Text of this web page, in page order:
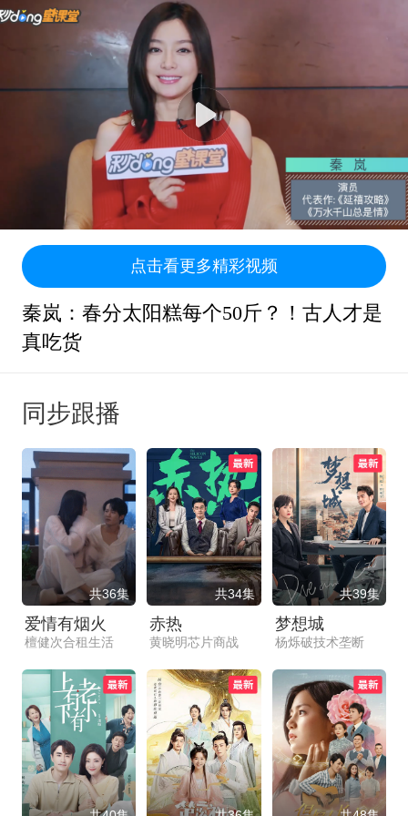
点击看更多精彩视频
秦岚：春分太阳糕每个50斤？！古人才是
真吃货
同步跟播
共36集
爱情有烟火
檀健次合租生活
共34集
赤热
黄晓明芯片商战
共39集
梦想城
杨烁破技术垄断